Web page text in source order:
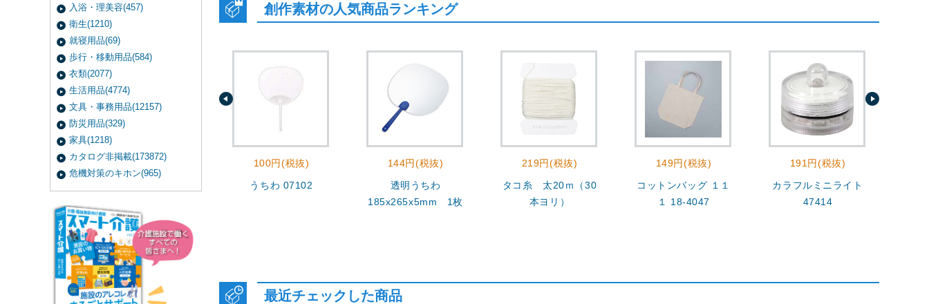
入浴・理美容(457)
衛生(1210)
就寝用品(69)
歩行・移動用品(584)
衣類(2077)
生活用品(4774)
文具・事務用品(12157)
防災用品(329)
家具(1218)
カタログ非掲載(173872)
危機対策のキホン(965)
創作素材の人気商品ランキング
100円(税抜)
うちわ 07102
144円(税抜)
透明うちわ
185x265x5mm 1枚
219円(税抜)
タコ糸 太20ｍ（30
本ヨリ）
149円(税抜)
コットンバッグ １１
１ 18-4047
191円(税抜)
カラフルミニライト
47414
最近チェックした商品